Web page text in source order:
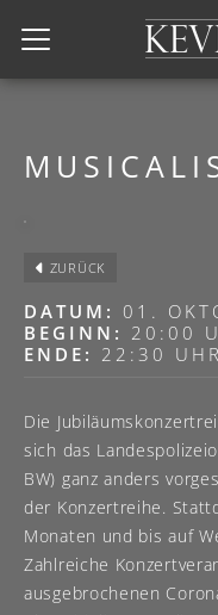
Kevin
ZURÜCK
DATUM: 01.
BEGINN: 20:00
ENDE: 22:30 UHR
Die
sich das
BW) ganz anders
der Konzertreihe.
Monaten und bis auf
Zahlreiche
ausgebrochenen